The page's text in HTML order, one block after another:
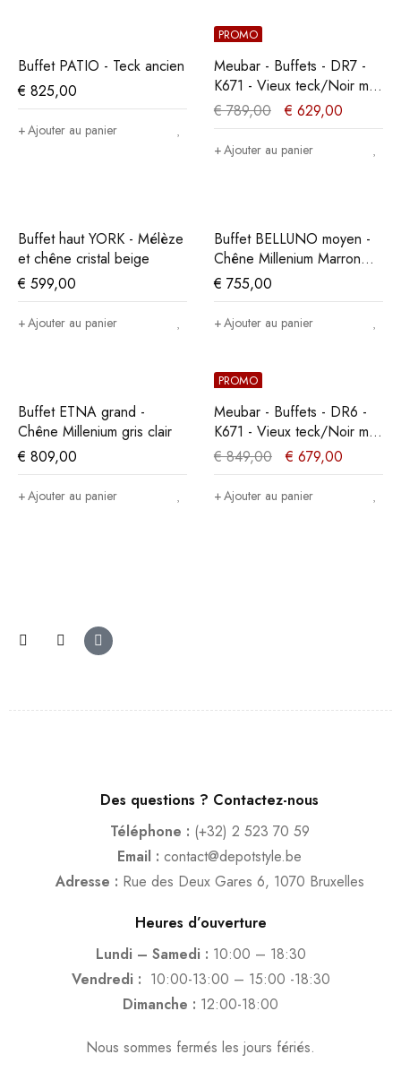
Buffet PATIO - Teck ancien
€ 825,00
Ajouter au panier
PROMO
Meubar - Buffets - DR7 -
K671 - Vieux teck/Noir mat
- 207x90x50cm
€789,00 € 629,00
Ajouter au panier
Buffet haut YORK - Mélèze
et chêne cristal beige
€ 599,00
Ajouter au panier
Buffet BELLUNO moyen -
Chêne Millenium Marron
Foncé
€ 755,00
Ajouter au panier
Buffet ETNA grand -
Chêne Millenium gris clair
€ 809,00
Ajouter au panier
PROMO
Meubar - Buffets - DR6 -
K671 - Vieux teck/Noir mat
- 238x90x50cm
€849,00 € 679,00
Ajouter au panier
Des questions ? Contactez-nous
Téléphone : (+32) 2 523 70 59
Email : contact@depotstyle.be
Adresse : Rue des Deux Gares 6, 1070 Bruxelles
Heures d’ouverture
Lundi – Samedi : 10:00 – 18:30
Vendredi : 10:00-13:00 – 15:00 -18:30
Dimanche : 12:00-18:00
Nous sommes fermés les jours fériés.